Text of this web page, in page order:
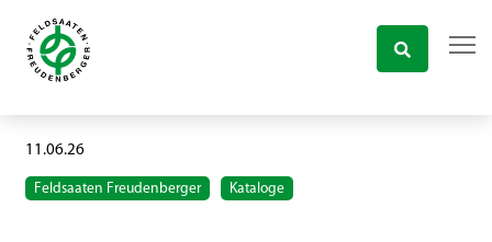
11.06.26
Feldsaaten Freudenberger Kataloge